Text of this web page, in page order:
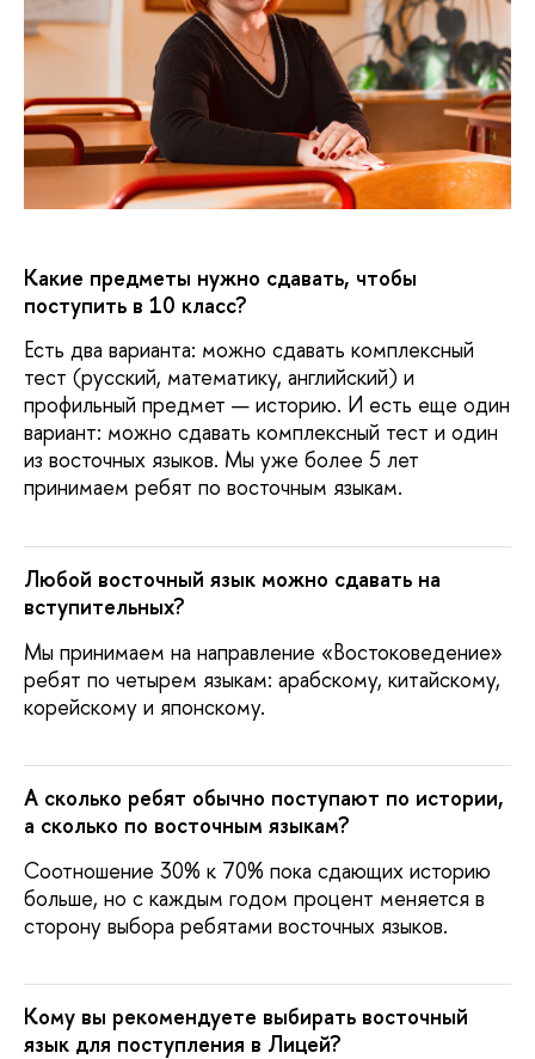
Какие предметы нужно сдавать, чтобы
поступить в 10 класс?
Есть два варианта: можно сдавать комплексный
тест (русский, математику, английский) и
профильный предмет — историю. И есть еще один
вариант: можно сдавать комплексный тест и один
из восточных языков. Мы уже более 5 лет
принимаем ребят по восточным языкам.
Любой восточный язык можно сдавать на
вступительных?
Мы принимаем на направление «Востоковедение»
ребят по четырем языкам: арабскому, китайскому,
корейскому и японскому.
А сколько ребят обычно поступают по истории,
а сколько по восточным языкам?
Соотношение 30% к 70% пока сдающих историю
больше, но с каждым годом процент меняется в
сторону выбора ребятами восточных языков.
Кому вы рекомендуете выбирать восточный
язык для поступления в Лицей?